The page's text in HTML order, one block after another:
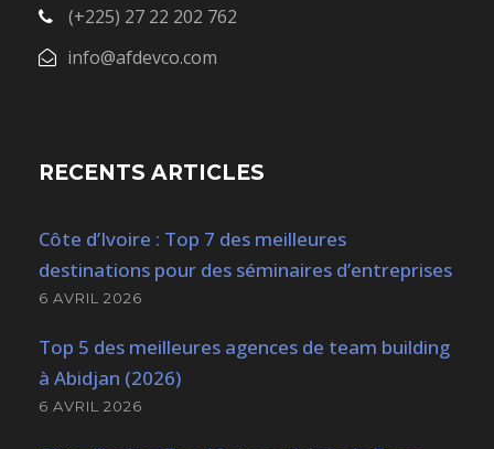
(+225) 27 22 202 762
info@afdevco.com
RECENTS ARTICLES
Côte d’Ivoire : Top 7 des meilleures
destinations pour des séminaires d’entreprises
6 AVRIL 2026
Top 5 des meilleures agences de team building
à Abidjan (2026)
6 AVRIL 2026